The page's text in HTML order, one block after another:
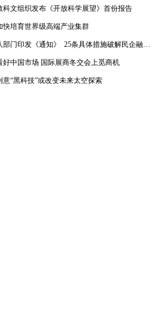
科文组织发布《开放科学展望》首份报告
快培育世界级高端产业集群
八部门印发《通知》 25条具体措施破解民企融资难题
好中国市场 国际展商冬交会上觅商机
意“黑科技”或改变未来太空探索